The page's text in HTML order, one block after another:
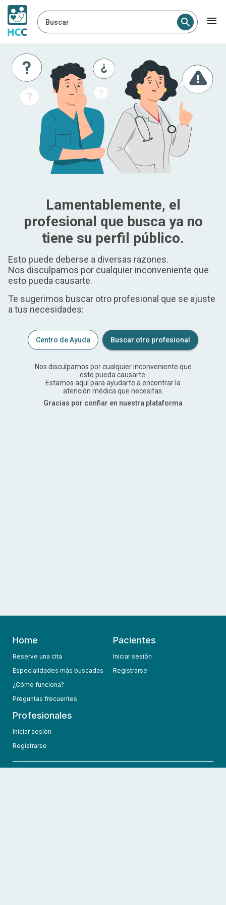
Buscar
Lamentablemente, el
profesional que busca ya no
tiene su perfil público.
Esto puede deberse a diversas razones.
Nos disculpamos por cualquier inconveniente que
esto pueda causarte.
Te sugerimos buscar otro profesional que se ajuste
a tus necesidades:
Centro de Ayuda Buscar otro profesional
Nos disculpamos por cualquier inconveniente que
esto pueda causarte.
Estamos aquí para ayudarte a encontrar la
atención médica que necesitas.
Gracias por confiar en nuestra plataforma
Home
Reserve una cita
Especialidades más buscadas
¿Cómo funciona?
Preguntas frecuentes
Pacientes
Iniciar sesión
Registrarse
Profesionales
Iniciar sesión
Registrarse